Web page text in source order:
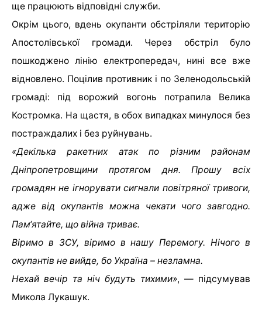
ще працюють відповідні служби.
Окрім цього, вдень окупанти обстріляли територію
Апостолівської громади. Через обстріл було
пошкоджено лінію електропередач, нині все вже
відновлено. Поцілив противник і по Зеленодольській
громаді: під ворожий вогонь потрапила Велика
Костромка. На щастя, в обох випадках минулося без
постраждалих і без руйнувань.
«Декілька ракетних атак по різним районам
Дніпропетровщини протягом дня. Прошу всіх
громадян не ігнорувати сигнали повітряної тривоги,
адже від окупантів можна чекати чого завгодно.
Пам‘ятайте, що війна триває.
Віримо в ЗСУ, віримо в нашу Перемогу. Нічого в
окупантів не вийде, бо Україна – незламна.
Нехай вечір та ніч будуть тихими», — підсумував
Микола Лукашук.